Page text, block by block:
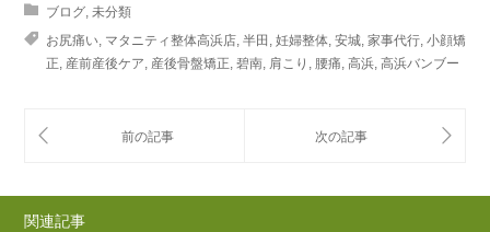
ブログ, 未分類
お尻痛い, マタニティ整体高浜店, 半田 , 妊婦整体, 安城, 家事代行, 小顔矯
正, 産前産後ケア, 産後骨盤矯正, 碧南, 肩こり , 腰痛, 高浜, 高浜バンブー
関連記事